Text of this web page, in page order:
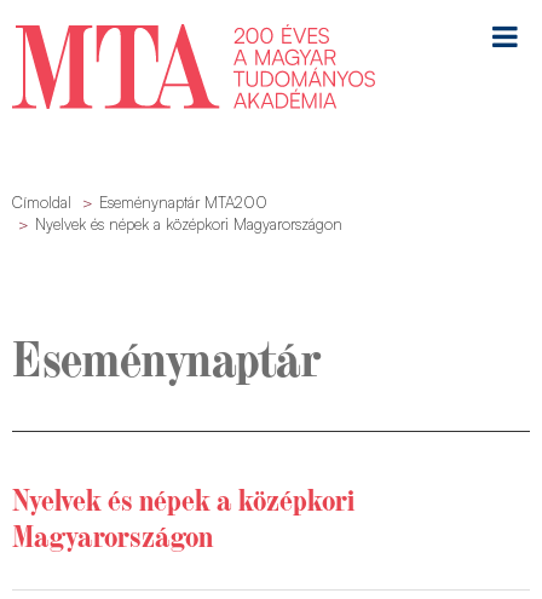
Címoldal
Eseménynaptár MTA200
Nyelvek és népek a középkori Magyarországon
Eseménynaptár
Nyelvek és népek a középkori
Magyarországon